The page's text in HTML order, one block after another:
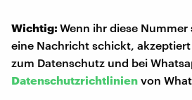
Wichtig:Wenn ihr diese
eine Nachricht schickt,
zum Datenschutz und bei
Datenschutzrichtlinien von